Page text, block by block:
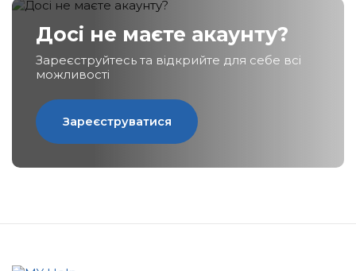
Досі не маєте акаунту?
Зареєструйтесь та відкрийте для себе всі
можливості